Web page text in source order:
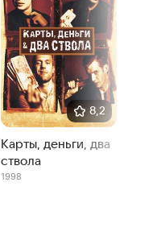
8,2
Карты, деньги, два
ствола
1998